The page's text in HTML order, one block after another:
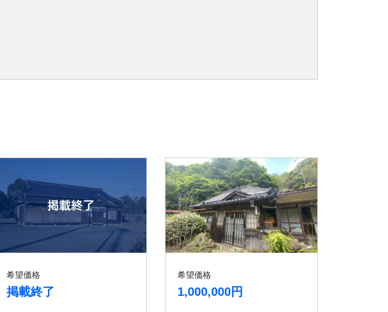
希望価格
掲載終了
希望価格
1,000,000円